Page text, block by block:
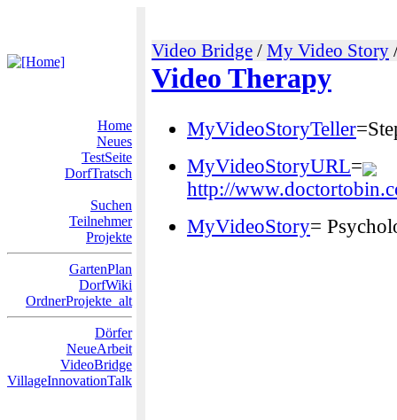
Video Bridge / My Video Story
Video Therapy
Home
Neues
TestSeite
DorfTratsch
Suchen
Teilnehmer
Projekte
GartenPlan
DorfWiki
OrdnerProjekte_alt
Dörfer
NeueArbeit
VideoBridge
VillageInnovationTalk
MyVideoStoryTeller
MyVideoStoryURL=
http://
MyVideoStory=